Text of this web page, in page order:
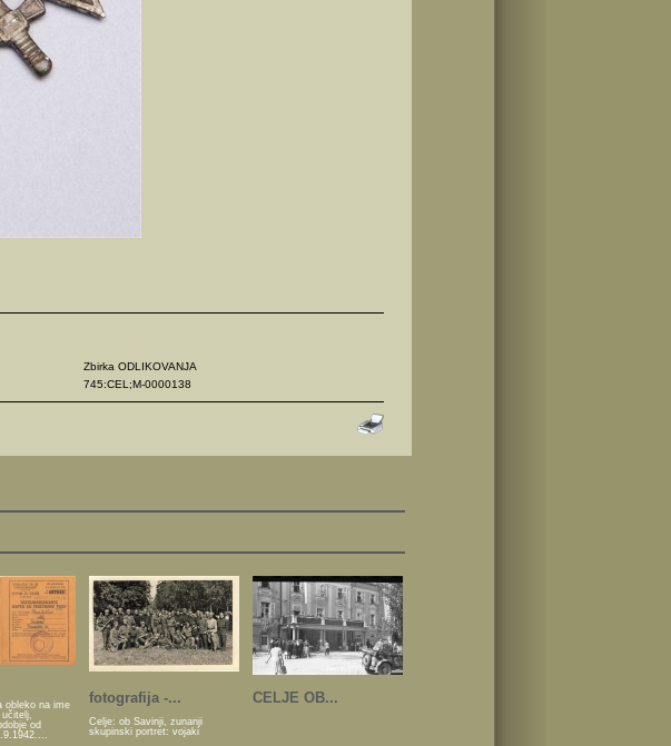
Zbirka ODLIKOVANJA
745:CEL;M-0000138
obleko na ime
od
fotografija -...
Celje: ob Savinji, zunanji
skupinski portret: vojaki
CELJE OB...